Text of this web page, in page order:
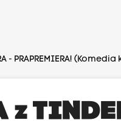
- PRAPREMIERA!
z